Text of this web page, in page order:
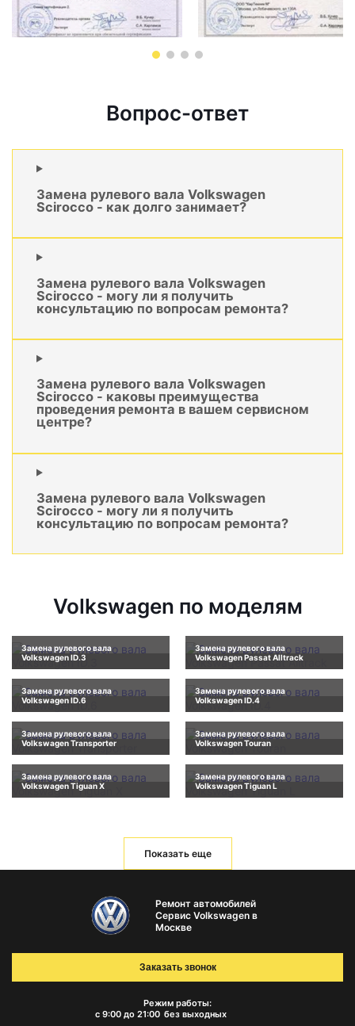
Вопрос-ответ
Замена рулевого вала Volkswagen
Scirocco - как долго занимает?
Замена рулевого вала Volkswagen
Scirocco - могу ли я получить
консультацию по вопросам ремонта?
Замена рулевого вала Volkswagen
Scirocco - каковы преимущества
проведения ремонта в вашем сервисном
центре?
Замена рулевого вала Volkswagen
Scirocco - могу ли я получить
консультацию по вопросам ремонта?
Volkswagen по моделям
Замена рулевого вала
Volkswagen ID.3
Замена рулевого вала
Volkswagen Passat Alltrack
Замена рулевого вала
Volkswagen ID.6
Замена рулевого вала
Volkswagen ID.4
Замена рулевого вала
Volkswagen Transporter
Замена рулевого вала
Volkswagen Touran
Замена рулевого вала
Volkswagen Tiguan X
Замена рулевого вала
Volkswagen Tiguan L
Показать еще
Ремонт автомобилей
Сервис Volkswagen в
Москве
Режим работы:
с 9:00 до 21:00 без выходных
Заказать звонок